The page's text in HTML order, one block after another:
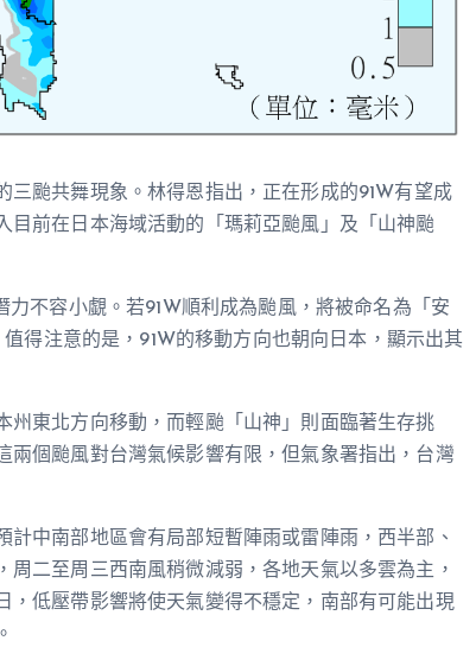
颱共舞現象。林得恩指出，正在形成的91W有望成
前在日本海域活動的「瑪莉亞颱風」及「山神颱
不容小覷。若91W順利成為颱風，將被命名為「安
得注意的是，91W的移動方向也朝向日本，顯示出其
州東北方向移動，而輕颱「山神」則面臨著生存挑
個颱風對台灣氣候影響有限，但氣象署指出，台灣
中南部地區會有局部短暫陣雨或雷陣雨，西半部、
二至周三西南風稍微減弱，各地天氣以多雲為主，
低壓帶影響將使天氣變得不穩定，南部有可能出現